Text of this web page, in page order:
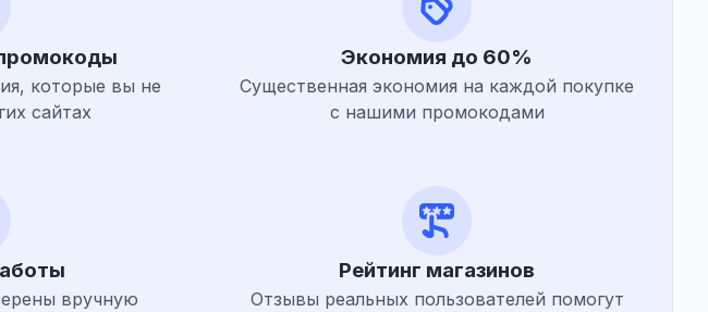
которые вы не
сайтах
Экономия до 60%
Существенная экономия на каждой покупке
с нашими промокодами
вручную
Рейтинг магазинов
Отзывы реальных пользователей помогут